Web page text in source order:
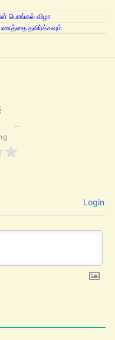
பொங்கல் விழா
தவிர்க்கவும்
Login